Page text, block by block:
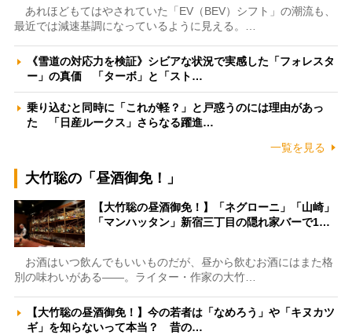
あれほどもてはやされていた「EV（BEV）シフト」の潮流も、
最近では減速基調になっているように見える。…
《雪道の対応力を検証》シビアな状況で実感した「フォレスタ
ー」の真価 「ターボ」と「スト…
乗り込むと同時に「これが軽？」と戸惑うのには理由があっ
た 「日産ルークス」さらなる躍進…
一覧を見る
大竹聡の「昼酒御免！」
【大竹聡の昼酒御免！】「ネグローニ」「山崎」
「マンハッタン」新宿三丁目の隠れ家バーで1…
お酒はいつ飲んでもいいものだが、昼から飲むお酒にはまた格
別の味わいがある――。ライター・作家の大竹…
【大竹聡の昼酒御免！】今の若者は「なめろう」や「キヌカツ
ギ」を知らないって本当？ 昔の…